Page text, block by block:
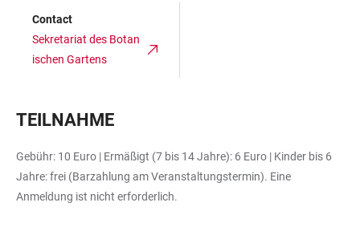
Contact
Sekretariat des Botan
ischen Gartens
TEILNAHME
Gebühr: 10 Euro | Ermäßigt (7 bis 14 Jahre): 6 Euro | Kinder bis 6
Jahre: frei (Barzahlung am Veranstaltungstermin). Eine
Anmeldung ist nicht erforderlich.